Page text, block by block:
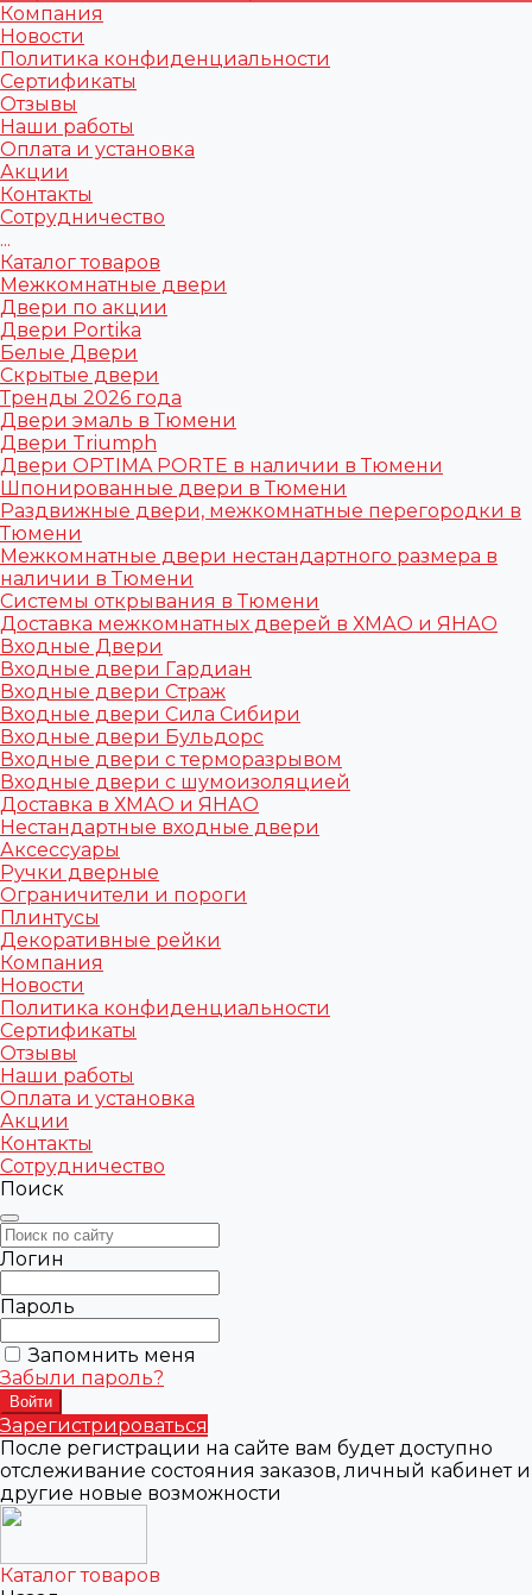
Компания
Новости
Политика конфиденциальности
Сертификаты
Отзывы
Наши работы
Оплата и установка
Акции
Контакты
Сотрудничество
...
Каталог товаров
Межкомнатные двери
Двери по акции
Двери Portika
Белые Двери
Скрытые двери
Тренды 2026 года
Двери эмаль в Тюмени
Двери Triumph
Двери OPTIMA PORTE в наличии в Тюмени
Шпонированные двери в Тюмени
Раздвижные двери, межкомнатные перегородки в
Тюмени
Межкомнатные двери нестандартного размера в
наличии в Тюмени
Системы открывания в Тюмени
Доставка межкомнатных дверей в ХМАО и ЯНАО
Входные Двери
Входные двери Гардиан
Входные двери Страж
Входные двери Сила Сибири
Входные двери Бульдорс
Входные двери с терморазрывом
Входные двери с шумоизоляцией
Доставка в ХМАО и ЯНАО
Нестандартные входные двери
Аксессуары
Ручки дверные
Ограничители и пороги
Плинтусы
Декоративные рейки
Компания
Новости
Политика конфиденциальности
Сертификаты
Отзывы
Наши работы
Оплата и установка
Акции
Контакты
Сотрудничество
Поиск
Логин
Пароль
Запомнить меня
Забыли пароль?
Зарегистрироваться
После регистрации на сайте вам будет доступно
отслеживание состояния заказов, личный кабинет и
другие новые возможности
Каталог товаров